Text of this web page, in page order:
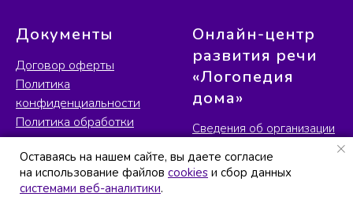
Оставаясь на нашем сайте, вы даете согласие
на использование файлов cookies и сбор данных
системами веб-аналитики.
Оставаясь на нашем сайте, вы даете согласие
на использование файлов cookies и сбор данных
системами веб-аналитики.
Документы
Договор оферты
Политика
конфиденциальности
Политика обработки
персональных данных
Согласие на обработку
персональных данных
Договор оферты с
Онлайн-центр
развития речи
«Логопедия
дома»
Сведения об организации
ОГРНИП
312547621900150